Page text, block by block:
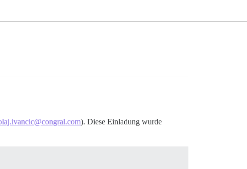
). Diese Einladung wurde